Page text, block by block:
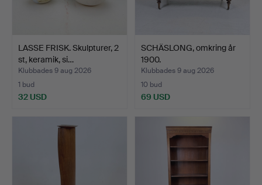
LASSE FRISK. Skulpturer, 2
st, keramik, si…
Klubbades 9 aug 2026
1 bud
32 USD
SCHÄSLONG, omkring år
1900.
Klubbades 9 aug 2026
10 bud
69 USD